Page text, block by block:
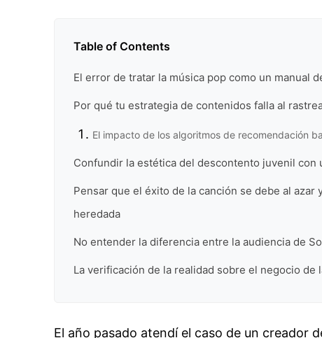
Table of Contents
El error de tratar la música pop como un manual
Por qué tu estrategia de contenidos falla al
El impacto de los algoritmos de recomendación
Confundir la estética del descontento juvenil
Pensar que el éxito de la canción se debe al azar
heredada
No entender la diferencia entre la audiencia de
La verificación de la realidad sobre el negocio de
El año pasado atendí el caso de un creador